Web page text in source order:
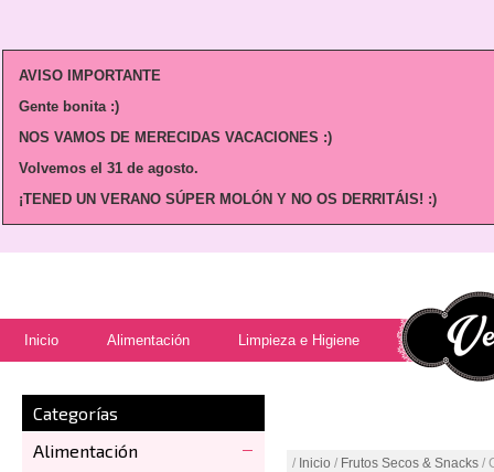
AVISO IMPORTANTE
Gente bonita :)
NOS VAMOS DE MERECIDAS VACACIONES :)
Volvemos el 31 de agosto.
¡TENED UN VERANO SÚPER MOLÓN Y NO OS DERRITÁIS! :)
Inicio Alimentación Limpieza e Higiene
Categorías
Alimentación
/ Inicio / Frutos Secos & Snacks /